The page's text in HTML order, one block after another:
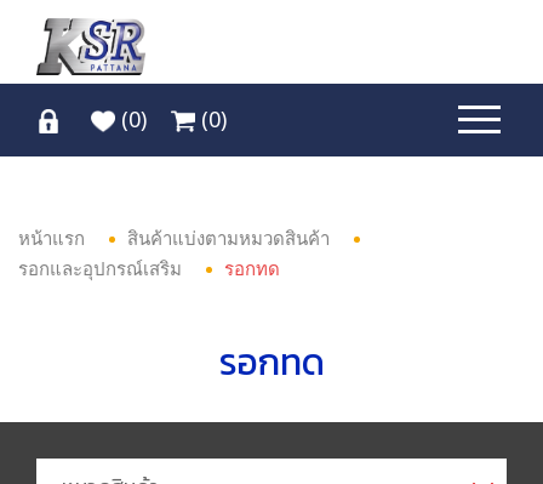
(0) (0)
หน้าแรก
สินค้าแบ่งตามหมวดสินค้า
รอกและอุปกรณ์เสริม
รอกทด
รอกทด